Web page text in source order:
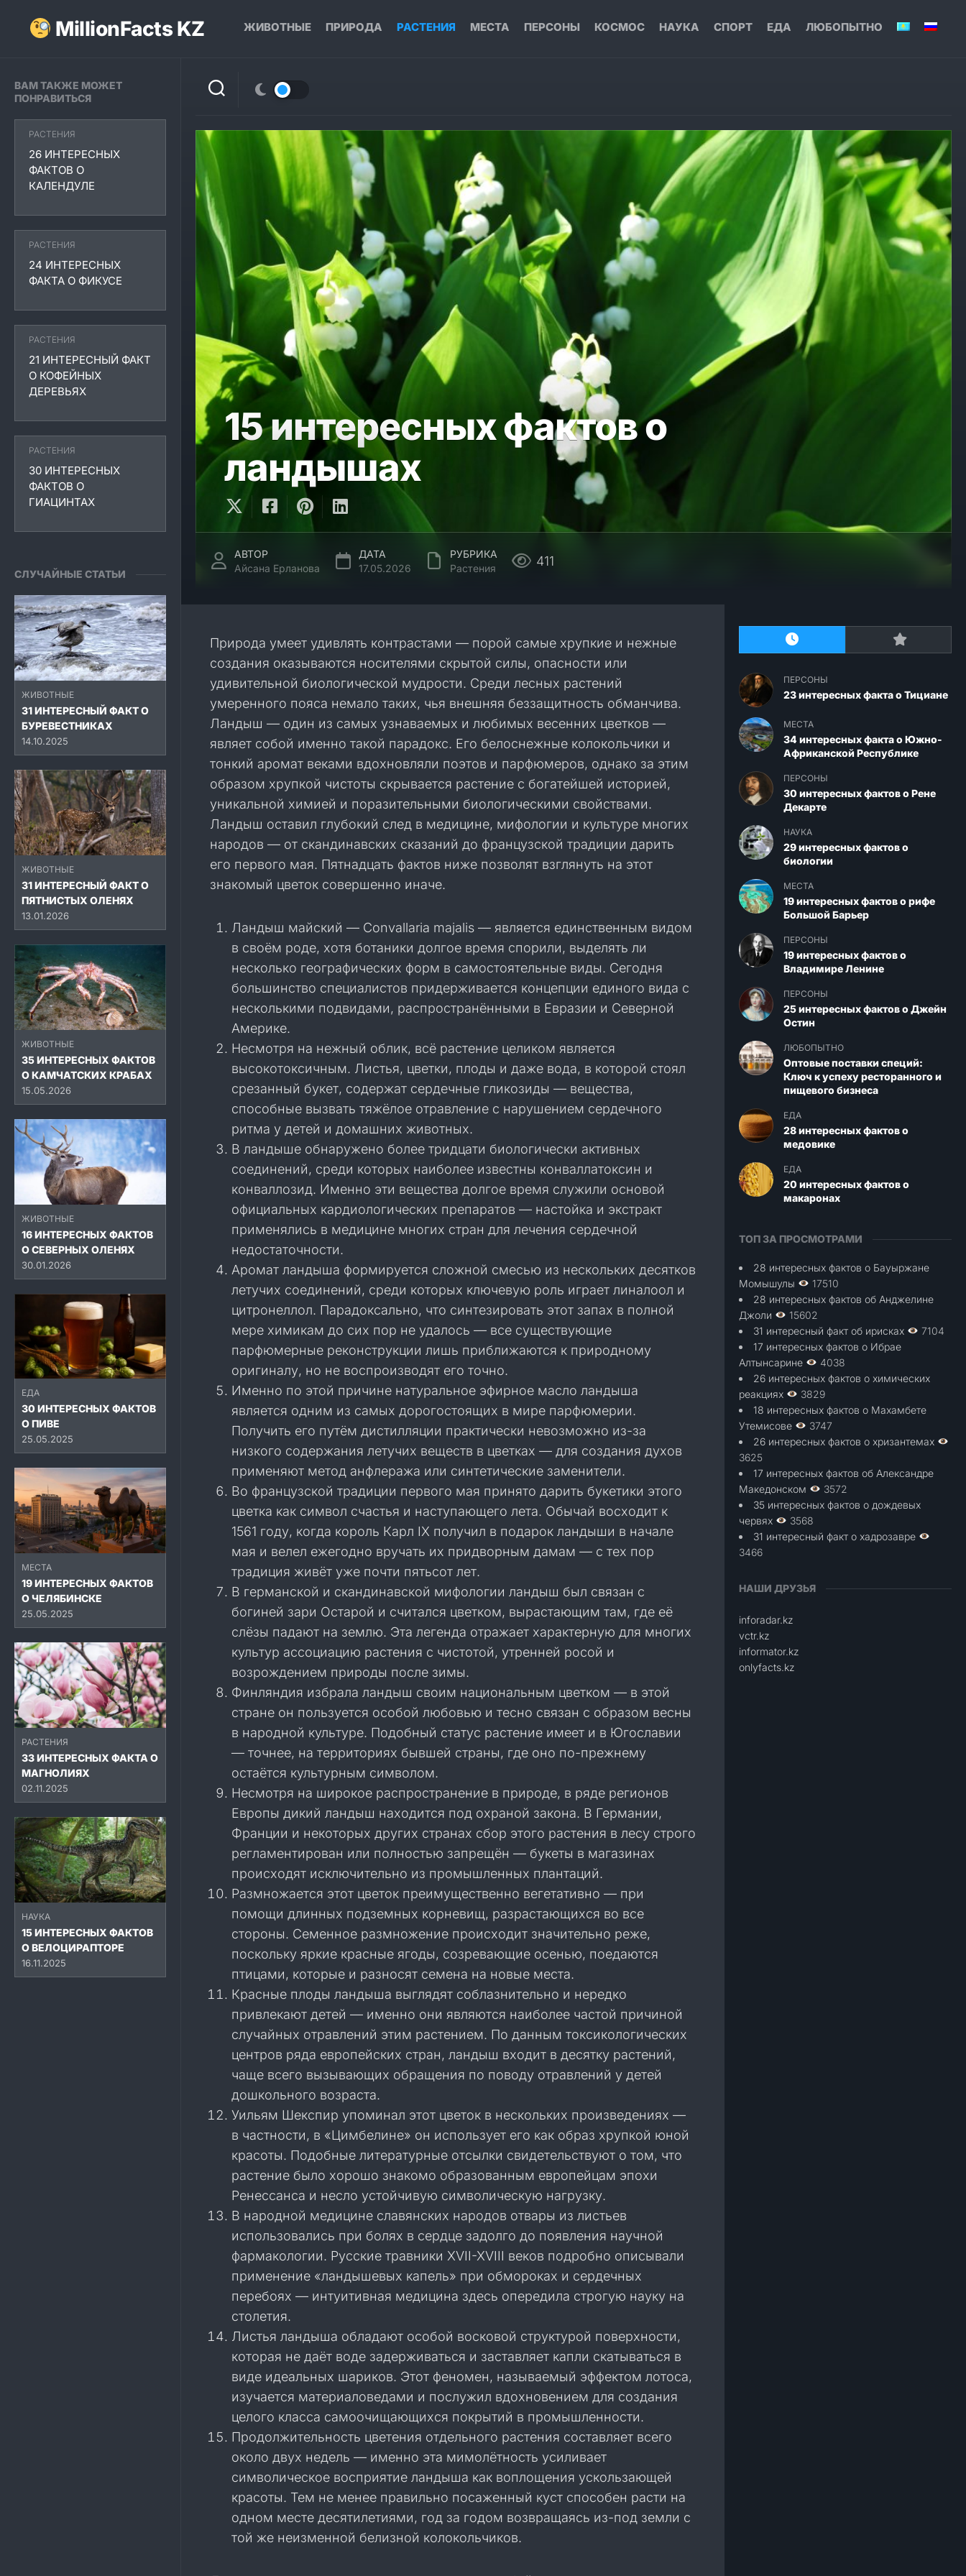
содержаниюMillionFacts KZ ЖИВОТНЫЕ ПРИРОДА РАСТЕНИЯ МЕСТА ПЕРСОНЫ КОСМОС НАУКА СПОРТ ЕДА ЛЮБОПЫТНО
ВАМ ТАКЖЕ МОЖЕТ
ПОНРАВИТЬСЯ
РАСТЕНИЯ
26 ИНТЕРЕСНЫХ
ФАКТОВ О
КАЛЕНДУЛЕ
РАСТЕНИЯ
24 ИНТЕРЕСНЫХ
ФАКТА О ФИКУСЕ
РАСТЕНИЯ
21 ИНТЕРЕСНЫЙ ФАКТ
О КОФЕЙНЫХ
ДЕРЕВЬЯХ
РАСТЕНИЯ
30 ИНТЕРЕСНЫХ
ФАКТОВ О
ГИАЦИНТАХ
СЛУЧАЙНЫЕ СТАТЬИ
ЖИВОТНЫЕ
31 ИНТЕРЕСНЫЙ ФАКТ О
БУРЕВЕСТНИКАХ
14.10.2025
ЖИВОТНЫЕ
31 ИНТЕРЕСНЫЙ ФАКТ О
ПЯТНИСТЫХ ОЛЕНЯХ
13.01.2026
ЖИВОТНЫЕ
35 ИНТЕРЕСНЫХ ФАКТОВ
О КАМЧАТСКИХ КРАБАХ
15.05.2026
ЖИВОТНЫЕ
16 ИНТЕРЕСНЫХ ФАКТОВ
О СЕВЕРНЫХ ОЛЕНЯХ
30.01.2026
ЕДА
30 ИНТЕРЕСНЫХ ФАКТОВ
О ПИВЕ
25.05.2025
МЕСТА
19 ИНТЕРЕСНЫХ ФАКТОВ
О ЧЕЛЯБИНСКЕ
25.05.2025
РАСТЕНИЯ
33 ИНТЕРЕСНЫХ ФАКТА О
МАГНОЛИЯХ
02.11.2025
НАУКА
15 ИНТЕРЕСНЫХ ФАКТОВ
О ВЕЛОЦИРАПТОРЕ
16.11.2025
15 интересных фактов о
ландышах
АВТОР
Айсана Ерланова
ДАТА
17.05.2026
РУБРИКА
Растения
411
Природа умеет удивлять контрастами — порой самые хрупкие и нежные
создания оказываются носителями скрытой силы, опасности или
удивительной биологической мудрости. Среди лесных растений
умеренного пояса немало таких, чья внешняя беззащитность обманчива.
Ландыш — один из самых узнаваемых и любимых весенних цветков —
являет собой именно такой парадокс. Его белоснежные колокольчики и
тонкий аромат веками вдохновляли поэтов и парфюмеров, однако за этим
образом хрупкой чистоты скрывается растение с богатейшей историей,
уникальной химией и поразительными биологическими свойствами.
Ландыш оставил глубокий след в медицине, мифологии и культуре многих
народов — от скандинавских сказаний до французской традиции дарить
его первого мая. Пятнадцать фактов ниже позволят взглянуть на этот
знакомый цветок совершенно иначе.
Ландыш майский — Convallaria majalis — является единственным видом
в своём роде, хотя ботаники долгое время спорили, выделять ли
несколько географических форм в самостоятельные виды. Сегодня
большинство специалистов придерживается концепции единого вида с
несколькими подвидами, распространёнными в Евразии и Северной
Америке.
Несмотря на нежный облик, всё растение целиком является
высокотоксичным. Листья, цветки, плоды и даже вода, в которой стоял
срезанный букет, содержат сердечные гликозиды — вещества,
способные вызвать тяжёлое отравление с нарушением сердечного
ритма у детей и домашних животных.
В ландыше обнаружено более тридцати биологически активных
соединений, среди которых наиболее известны конваллатоксин и
конваллозид. Именно эти вещества долгое время служили основой
официальных кардиологических препаратов — настойка и экстракт
применялись в медицине многих стран для лечения сердечной
недостаточности.
Аромат ландыша формируется сложной смесью из нескольких десятков
летучих соединений, среди которых ключевую роль играет линалоол и
цитронеллол. Парадоксально, что синтезировать этот запах в полной
мере химикам до сих пор не удалось — все существующие
парфюмерные реконструкции лишь приближаются к природному
оригиналу, но не воспроизводят его точно.
Именно по этой причине натуральное эфирное масло ландыша
является одним из самых дорогостоящих в мире парфюмерии.
Получить его путём дистилляции практически невозможно из-за
низкого содержания летучих веществ в цветках — для создания духов
применяют метод анфлеража или синтетические заменители.
Во французской традиции первого мая принято дарить букетики этого
цветка как символ счастья и наступающего лета. Обычай восходит к
1561 году, когда король Карл IX получил в подарок ландыши в начале
мая и велел ежегодно вручать их придворным дамам — с тех пор
традиция живёт уже почти пятьсот лет.
В германской и скандинавской мифологии ландыш был связан с
богиней зари Остарой и считался цветком, вырастающим там, где её
слёзы падают на землю. Эта легенда отражает характерную для многих
культур ассоциацию растения с чистотой, утренней росой и
возрождением природы после зимы.
Финляндия избрала ландыш своим национальным цветком — в этой
стране он пользуется особой любовью и тесно связан с образом весны
в народной культуре. Подобный статус растение имеет и в Югославии
— точнее, на территориях бывшей страны, где оно по-прежнему
остаётся культурным символом.
Несмотря на широкое распространение в природе, в ряде регионов
Европы дикий ландыш находится под охраной закона. В Германии,
Франции и некоторых других странах сбор этого растения в лесу строго
регламентирован или полностью запрещён — букеты в магазинах
происходят исключительно из промышленных плантаций.
Размножается этот цветок преимущественно вегетативно — при
помощи длинных подземных корневищ, разрастающихся во все
стороны. Семенное размножение происходит значительно реже,
поскольку яркие красные ягоды, созревающие осенью, поедаются
птицами, которые и разносят семена на новые места.
Красные плоды ландыша выглядят соблазнительно и нередко
привлекают детей — именно они являются наиболее частой причиной
случайных отравлений этим растением. По данным токсикологических
центров ряда европейских стран, ландыш входит в десятку растений,
чаще всего вызывающих обращения по поводу отравлений у детей
дошкольного возраста.
Уильям Шекспир упоминал этот цветок в нескольких произведениях —
в частности, в «Цимбелине» он использует его как образ хрупкой юной
красоты. Подобные литературные отсылки свидетельствуют о том, что
растение было хорошо знакомо образованным европейцам эпохи
Ренессанса и несло устойчивую символическую нагрузку.
В народной медицине славянских народов отвары из листьев
использовались при болях в сердце задолго до появления научной
фармакологии. Русские травники XVII-XVIII веков подробно описывали
применение «ландышевых капель» при обмороках и сердечных
перебоях — интуитивная медицина здесь опередила строгую науку на
столетия.
Листья ландыша обладают особой восковой структурой поверхности,
которая не даёт воде задерживаться и заставляет капли скатываться в
виде идеальных шариков. Этот феномен, называемый эффектом лотоса,
изучается материаловедами и послужил вдохновением для создания
целого класса самоочищающихся покрытий в промышленности.
Продолжительность цветения отдельного растения составляет всего
около двух недель — именно эта мимолётность усиливает
символическое восприятие ландыша как воплощения ускользающей
красоты. Тем не менее правильно посаженный куст способен расти на
одном месте десятилетиями, год за годом возвращаясь из-под земли с
той же неизменной белизной колокольчиков.
ПЕРСОНЫ
23 интересных факта о Тициане
МЕСТА
34 интересных факта о Южно-
Африканской Республике
ПЕРСОНЫ
30 интересных фактов о Рене
Декарте
НАУКА
29 интересных фактов о
биологии
МЕСТА
19 интересных фактов о рифе
Большой Барьер
ПЕРСОНЫ
19 интересных фактов о
Владимире Ленине
ПЕРСОНЫ
25 интересных фактов о Джейн
Остин
ЛЮБОПЫТНО
Оптовые поставки специй:
Ключ к успеху ресторанного и
пищевого бизнеса
ЕДА
28 интересных фактов о
медовике
ЕДА
20 интересных фактов о
макаронах
ТОП ЗА ПРОСМОТРАМИ
28 интересных фактов о Бауыржане
Момышулы
17510
28 интересных фактов об Анджелине
Джоли
15602
31 интересный факт об ирисках
7104
17 интересных фактов о Ибрае
Алтынсарине
4038
26 интересных фактов о химических
реакциях
3829
18 интересных фактов о Махамбете
Утемисове
3747
26 интересных фактов о хризантемах
3625
17 интересных фактов об Александре
Македонском
3572
35 интересных фактов о дождевых
червях
3568
31 интересный факт о хадрозавре
3466
НАШИ ДРУЗЬЯ
inforadar.kz
vctr.kz
informator.kz
onlyfacts.kz